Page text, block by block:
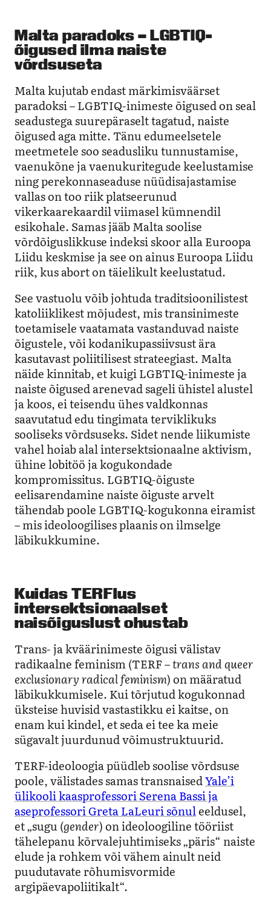
Malta paradoks – LGBTIQ-
õigused ilma naiste
võrdsuseta
Malta kujutab endast märkimisväärset
paradoksi – LGBTIQ-inimeste õigused on seal
seadustega suurepäraselt tagatud, naiste
õigused aga mitte. Tänu edumeelsetele
meetmetele soo seadusliku tunnustamise,
vaenukõne ja vaenukuritegude keelustamise
ning perekonnaseaduse nüüdisajastamise
vallas on too riik platseerunud
vikerkaarekaardil viimasel kümnendil
esikohale. Samas jääb Malta soolise
võrdõiguslikkuse indeksi skoor alla Euroopa
Liidu keskmise ja see on ainus Euroopa Liidu
riik, kus abort on täielikult keelustatud.
See vastuolu võib johtuda traditsioonilistest
katoliiklikest mõjudest, mis transinimeste
toetamisele vaatamata vastanduvad naiste
õigustele, või kodanikupassiivsust ära
kasutavast poliitilisest strateegiast. Malta
näide kinnitab, et kuigi LGBTIQ-inimeste ja
naiste õigused arenevad sageli ühistel alustel
ja koos, ei teisendu ühes valdkonnas
saavutatud edu tingimata terviklikuks
sooliseks võrdsuseks. Sidet nende liikumiste
vahel hoiab alal intersektsionaalne aktivism,
ühine lobitöö ja kogukondade
kompromissitus. LGBTIQ-õiguste
eelisarendamine naiste õiguste arvelt
tähendab poole LGBTIQ-kogukonna eiramist
– mis ideoloogilises plaanis on ilmselge
läbikukkumine.
Kuidas TERFlus
intersektsionaalset
naisõiguslust ohustab
Trans- ja kväärinimeste õigusi välistav
radikaalne feminism (TERF –trans and queer
exclusionary radical feminism) on määratud
läbikukkumisele. Kui tõrjutud kogukonnad
üksteise huvisid vastastikku ei kaitse, on
enam kui kindel, et seda ei tee ka meie
sügavalt juurdunud võimustruktuurid.
TERF-ideoloogia püüdleb soolise võrdsuse
poole, välistades samas transnaisedYale’i
ülikooli kaasprofessori Serena Bassi ja
aseprofessori Greta LaLeuri sõnuleeldusel,
et „sugu (gender) on ideoloogiline tööriist
tähelepanu kõrvalejuhtimiseks „päris“ naiste
elude ja rohkem või vähem ainult neid
puudutavate rõhumisvormide
argipäevapoliitikalt“.